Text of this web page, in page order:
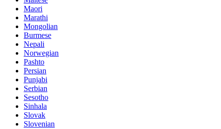
Maori
Marathi
Mongolian
Burmese
Nepali
Norwegian
Pashto
Persian
Punjabi
Serbian
Sesotho
Sinhala
Slovak
Slovenian